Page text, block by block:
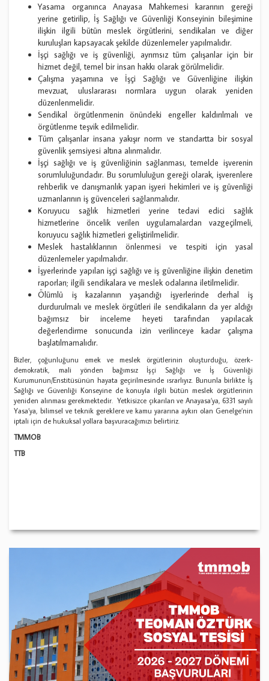
Yasama organınca Anayasa Mahkemesi kararının gereği
yerine getirilip, İş Sağlığı ve Güvenliği Konseyinin bileşimine
ilişkin ilgili bütün meslek örgütlerini, sendikaları ve diğer
kuruluşları kapsayacak şekilde düzenlemeler yapılmalıdır.
İşçi sağlığı ve iş güvenliği, ayrımsız tüm çalışanlar için bir
hizmet değil, temel bir insan hakkı olarak görülmelidir.
Çalışma yaşamına ve İşçi Sağlığı ve Güvenliğine ilişkin
mevzuat, uluslararası normlara uygun olarak yeniden
düzenlenmelidir.
Sendikal örgütlenmenin önündeki engeller kaldırılmalı ve
örgütlenme teşvik edilmelidir.
Tüm çalışanlar insana yakışır norm ve standartta bir sosyal
güvenlik şemsiyesi altına alınmalıdır.
İşçi sağlığı ve iş güvenliğinin sağlanması, temelde işverenin
sorumluluğundadır. Bu sorumluluğun gereği olarak, işverenlere
rehberlik ve danışmanlık yapan işyeri hekimleri ve iş güvenliği
uzmanlarının iş güvenceleri sağlanmalıdır.
Koruyucu sağlık hizmetleri yerine tedavi edici sağlık
hizmetlerine öncelik verilen uygulamalardan vazgeçilmeli,
koruyucu sağlık hizmetleri geliştirilmelidir.
Meslek hastalıklarının önlenmesi ve tespiti için yasal
düzenlemeler yapılmalıdır.
İşyerlerinde yapılan işçi sağlığı ve iş güvenliğine ilişkin denetim
raporları; ilgili sendikalara ve meslek odalarına iletilmelidir.
Ölümlü iş kazalarının yaşandığı işyerlerinde derhal iş
durdurulmalı ve meslek örgütleri ile sendikaların da yer aldığı
bağımsız bir inceleme heyeti tarafından yapılacak
değerlendirme sonucunda izin verilinceye kadar çalışma
başlatılmamalıdır.
Bizler, çoğunluğunu emek ve meslek örgütlerinin oluşturduğu, özerk-
demokratik, mali yönden bağımsız İşçi Sağlığı ve İş Güvenliği
Kurumunun/Enstitüsünün hayata geçirilmesinde ısrarlıyız. Bununla birlikte İş
Sağlığı ve Güvenliği Konseyine de konuyla ilgili bütün meslek örgütlerinin
yeniden alınması gerekmektedir. Yetkisizce çıkarılan ve Anayasa’ya, 6331 sayılı
Yasa’ya, bilimsel ve teknik gereklere ve kamu yararına aykırı olan Genelge’nin
iptali için de hukuksal yollara başvuracağımızı belirtiriz.
TMMOB
TTB